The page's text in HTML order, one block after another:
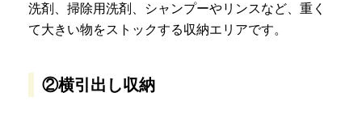
洗剤、掃除用洗剤、シャンプーやリンスなど、重く
て大きい物をストックする収納エリアです。
②横引出し収納